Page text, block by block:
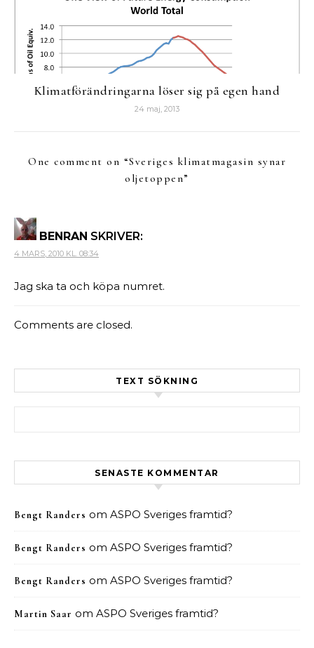
Klimatförändringarna löser sig på egen hand
24 maj, 2013
One comment on “Sveriges klimatmagasin synar
oljetoppen”
BENRAN SKRIVER:
4 MARS, 2010 KL. 08:34
Jag ska ta och köpa numret.
Comments are closed.
TEXT SÖKNING
SENASTE KOMMENTAR
Bengt Randers om ASPO Sveriges framtid?
Bengt Randers om ASPO Sveriges framtid?
Bengt Randers om ASPO Sveriges framtid?
Martin Saar om ASPO Sveriges framtid?